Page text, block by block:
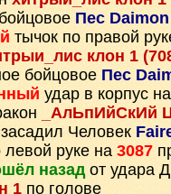
Пес
тычок по правой
клон 1
бойцовое Пес
удар в корпус
_АлЬпИйСкИй
Человек
левой руке на 3087
назадот удара
1 по голове